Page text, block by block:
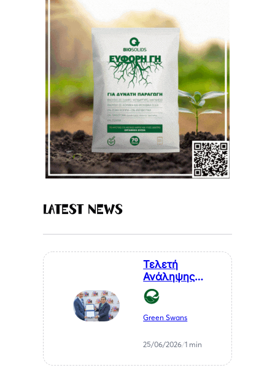
Latest News
Τελετή
Ανάληψης
Καθηκόντων
του Επίτιμου
Προξένου της
της Χιλής στη
Θεσσαλονίκη, κ.
Αθανάσιου
Green Swans
25/06/2026/1 min